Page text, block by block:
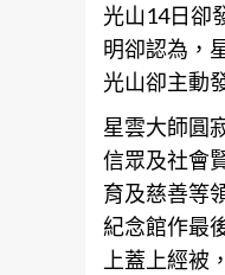
光山14日卻
明卻認為，
光山卻主動
星雲大師圓
信眾及社會
育及慈善等
紀念館作最
上蓋上經被